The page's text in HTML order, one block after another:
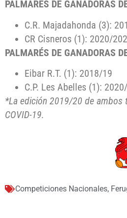
PALMARES DE GANADORAS
C.R. Majadahonda (3):
CR Cisneros (1): 2020/
PALMARÉS DE GANADORAS
Eibar R.T. (1): 2018/19
C.P. Les Abelles (1):
*La edición 2019/20 de ambos
COVID-19.
Competiciones Nacionales,